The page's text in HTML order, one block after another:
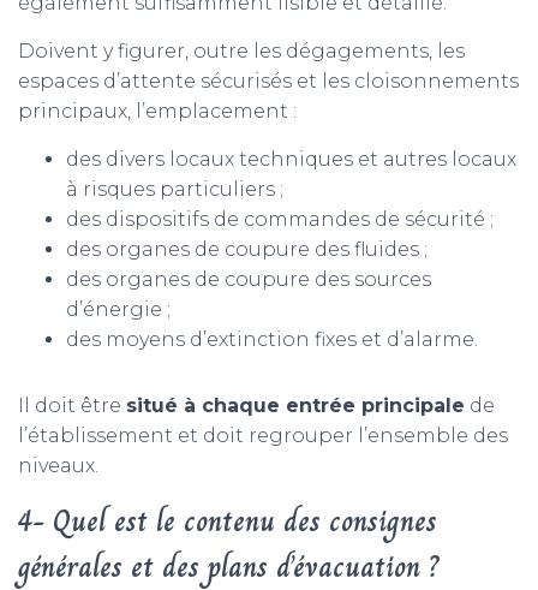
Doivent y figurer, outre les dégagements, les
espaces d’attente sécurisés et les cloisonnements
principaux, l’emplacement :
des divers locaux techniques et autres locaux
à risques particuliers ;
des dispositifs de commandes de sécurité ;
des organes de coupure des fluides ;
des organes de coupure des sources
d’énergie ;
des moyens d’extinction fixes et d’alarme.
Il doit être situé à chaque entrée principale de
l’établissement et doit regrouper l’ensemble des
niveaux.
4- Quel est le contenu des consignes
générales et des plans d’évacuation ?